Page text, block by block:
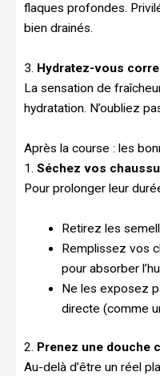
flaques profondes.
bien drainés.
3. Hydratez-vous
La sensation de
hydratation. N’oubliez
Après la course : les
1. Séchez vos
Pour prolonger leur
Retirez les
Remplissez vos
pour absorber
Ne les exposez
directe (comme
2. Prenez une douche
Au-delà d’être un réel